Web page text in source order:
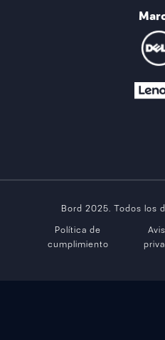
Bord 2025. Todos los
Política de
cumplimiento